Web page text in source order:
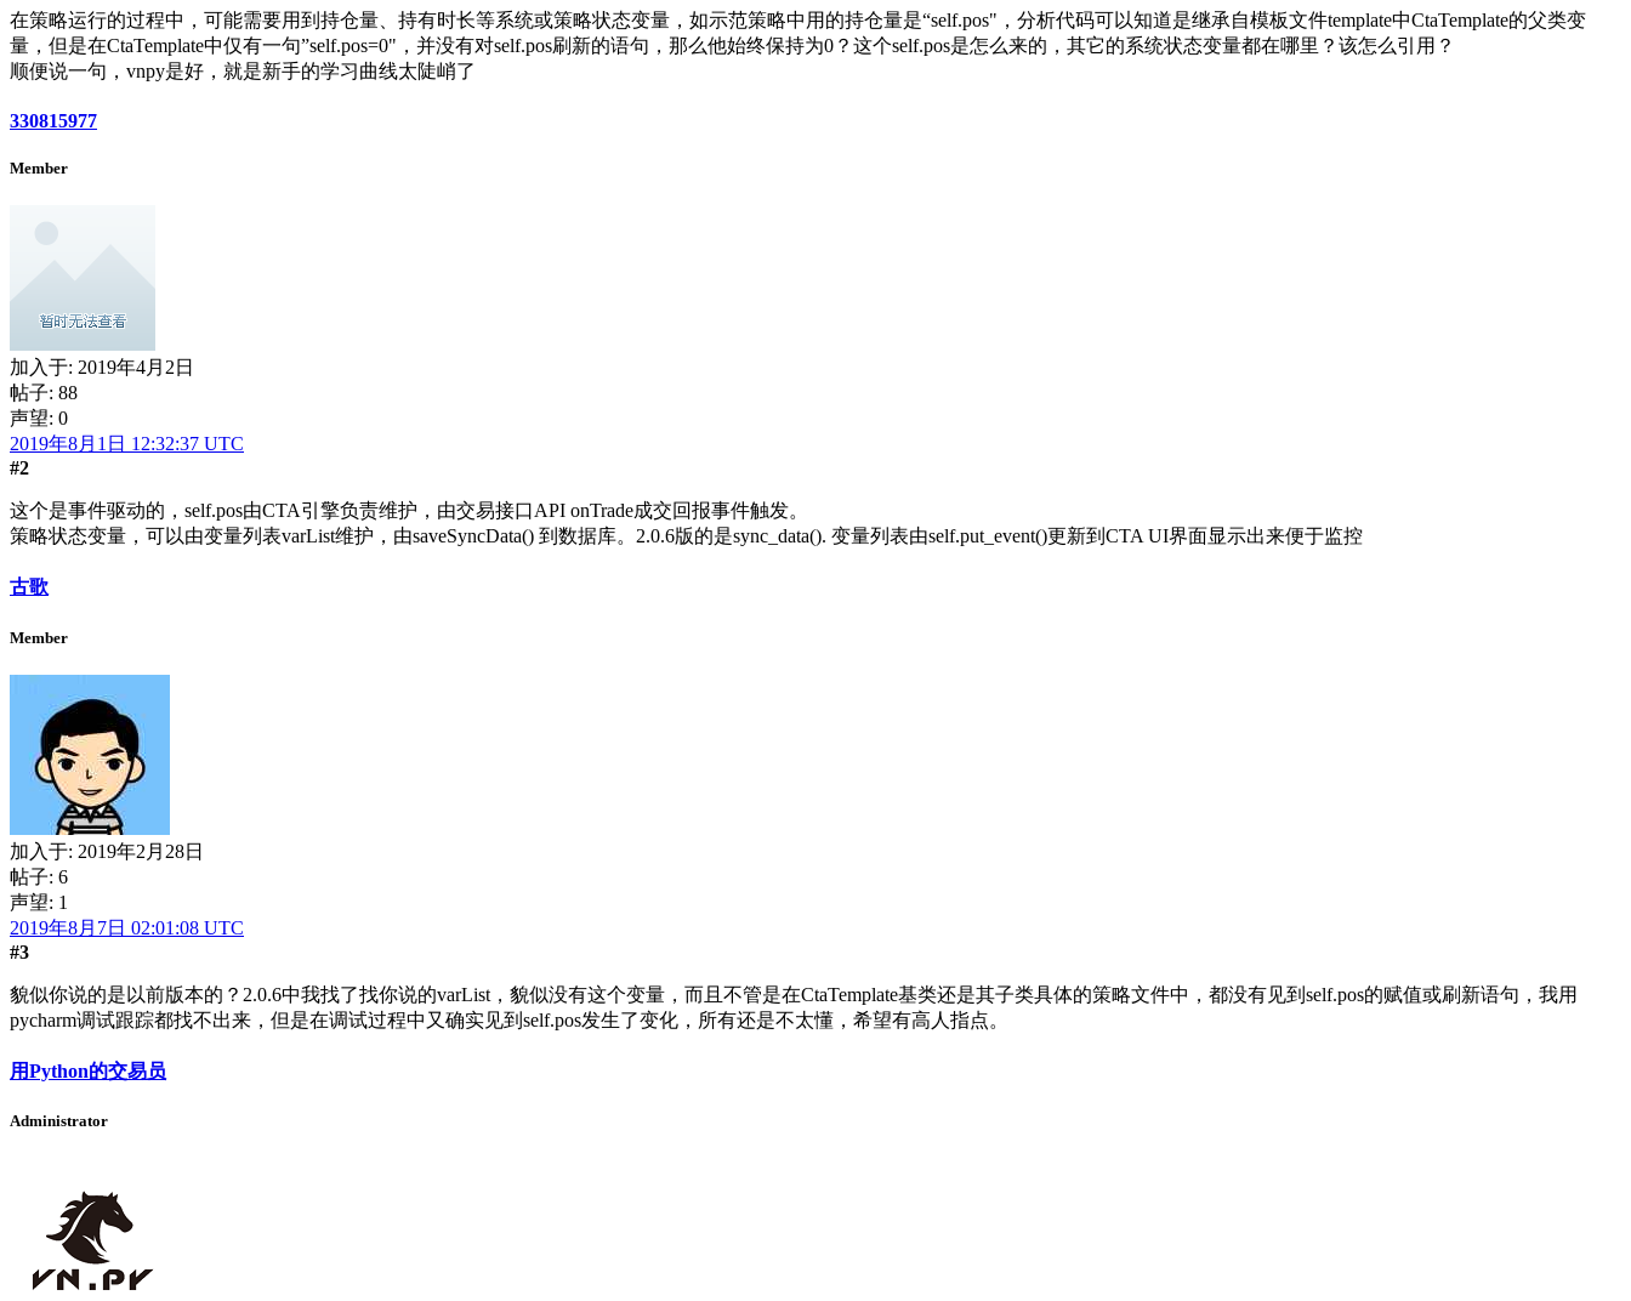
在策略运行的过程中，可能需要用到持仓量、持有时长等系统或策略状态变量，如示范策略中用的持仓量是“self.pos"，分析代码可以知道是继承自模板文件template中CtaTemplate的父类变
量，但是在CtaTemplate中仅有一句”self.pos=0"，并没有对self.pos刷新的语句，那么他始终保持为0？这个self.pos是怎么来的，其它的系统状态变量都在哪里？该怎么引用？
顺便说一句，vnpy是好，就是新手的学习曲线太陡峭了
330815977
Member
加入于: 2019年4月2日
帖子: 88
声望: 0
2019年8月1日 12:32:37 UTC
#2
这个是事件驱动的，self.pos由CTA引擎负责维护，由交易接口API onTrade成交回报事件触发。
策略状态变量，可以由变量列表varList维护，由saveSyncData() 到数据库。2.0.6版的是sync_data(). 变量列表由self.put_event()更新到CTA UI界面显示出来便于监控
古歌
Member
加入于: 2019年2月28日
帖子: 6
声望: 1
2019年8月7日 02:01:08 UTC
#3
貌似你说的是以前版本的？2.0.6中我找了找你说的varList，貌似没有这个变量，而且不管是在CtaTemplate基类还是其子类具体的策略文件中，都没有见到self.pos的赋值或刷新语句，我用
pycharm调试跟踪都找不出来，但是在调试过程中又确实见到self.pos发生了变化，所有还是不太懂，希望有高人指点。
用Python的交易员
Administrator